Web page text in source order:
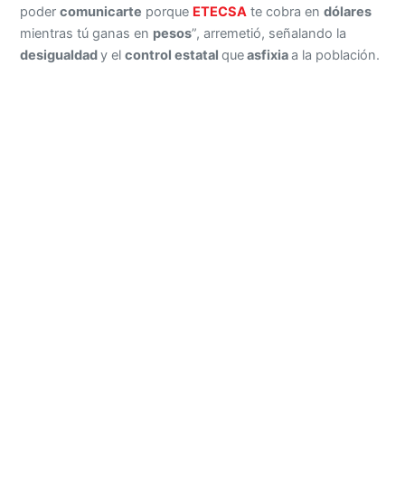
podercomunicarte porque ETECSA te cobra endólares
mientras tú ganas en pesos”, arremetió, señalando la
desigualdady elcontrol estatalqueasfixiaa la población.